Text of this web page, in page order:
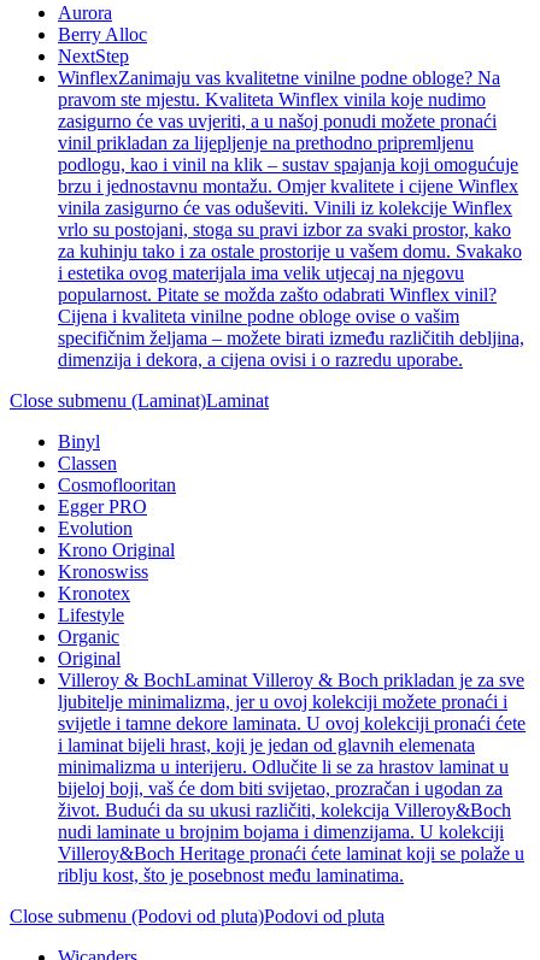
Aurora
Berry Alloc
NextStep
WinflexZanimaju vas kvalitetne vinilne podne obloge? Na
pravom ste mjestu. Kvaliteta Winflex vinila koje nudimo
zasigurno će vas uvjeriti, a u našoj ponudi možete pronaći
vinil prikladan za lijepljenje na prethodno pripremljenu
podlogu, kao i vinil na klik – sustav spajanja koji omogućuje
brzu i jednostavnu montažu. Omjer kvalitete i cijene Winflex
vinila zasigurno će vas oduševiti. Vinili iz kolekcije Winflex
vrlo su postojani, stoga su pravi izbor za svaki prostor, kako
za kuhinju tako i za ostale prostorije u vašem domu. Svakako
i estetika ovog materijala ima velik utjecaj na njegovu
popularnost. Pitate se možda zašto odabrati Winflex vinil?
Cijena i kvaliteta vinilne podne obloge ovise o vašim
specifičnim željama – možete birati između različitih debljina,
dimenzija i dekora, a cijena ovisi i o razredu uporabe.
Close submenu (Laminat)Laminat
Binyl
Classen
Cosmoflooritan
Egger PRO
Evolution
Krono Original
Kronoswiss
Kronotex
Lifestyle
Organic
Original
Villeroy & BochLaminat Villeroy & Boch prikladan je za sve
ljubitelje minimalizma, jer u ovoj kolekciji možete pronaći i
svijetle i tamne dekore laminata. U ovoj kolekciji pronaći ćete
i laminat bijeli hrast, koji je jedan od glavnih elemenata
minimalizma u interijeru. Odlučite li se za hrastov laminat u
bijeloj boji, vaš će dom biti svijetao, prozračan i ugodan za
život. Budući da su ukusi različiti, kolekcija Villeroy&Boch
nudi laminate u brojnim bojama i dimenzijama. U kolekciji
Villeroy&Boch Heritage pronaći ćete laminat koji se polaže u
riblju kost, što je posebnost među laminatima.
Close submenu (Podovi od pluta)Podovi od pluta